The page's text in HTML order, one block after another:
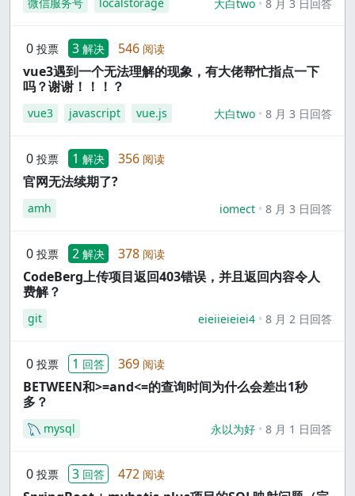
大白two 8 月 3 日回答
0 投票 3 解决 546 阅读
vue3遇到一个无法理解的现象，有大佬帮忙指点一下
吗？谢谢！！！？
vue3 javascript vue.js 大白two 8 月 3 日回答
0 投票 1 解决 356 阅读
官网无法续期了?
amh iomect 8 月 3 日回答
0 投票 2 解决 378 阅读
CodeBerg上传项目返回403错误，并且返回内容令人
费解？
git eieiieieiei4 8 月 2 日回答
0 投票 1 回答 369 阅读
BETWEEN和>=and<=的查询时间为什么会差出1秒
多？
mysql 永以为好 8 月 1 日回答
0 投票 3 回答 472 阅读